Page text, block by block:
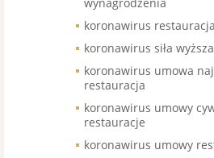
koronawirus
koronawirus siła
koronawirus umowa
restauracja
koronawirus umowy
restauracje
koronawirus umowy